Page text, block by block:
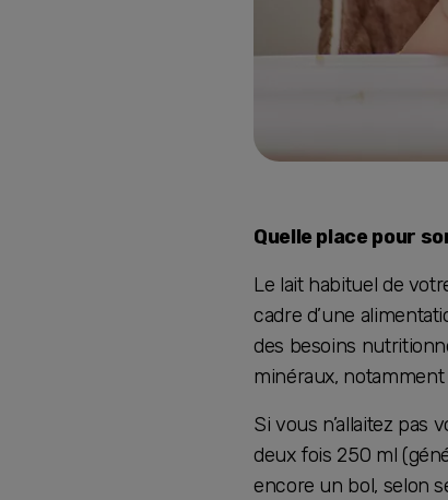
Quelle place pour
Le lait habituel de
cadre d’une
des besoins
minéraux, notamment
Si vous n’allaitez pas
deux fois 250 ml
encore un bol, selon